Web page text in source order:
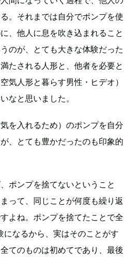
。それまでは自分でポンプを使
、他人に息を吹き込まれること
のが、とても大きな体験だった
たされる人形と、他者を必要と
気人形と暮らす男性・ヒデオ）
なと思いました。
を入れるため）のポンプを自分
、とても豊かだったのも印象的
ポンプを捨てないということ
って、同じことが何度も繰り返
よね。ポンプを捨てたことで全
になるから、実はそのことがす
てのものは初めてであり、最後